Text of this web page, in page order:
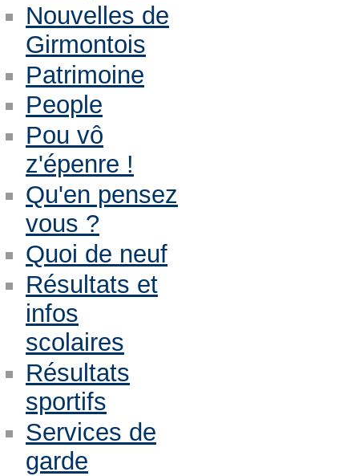
Nouvelles de
Girmontois
Patrimoine
People
Pou vô
z'épenre !
Qu'en pensez
vous ?
Quoi de neuf
Résultats et
infos
scolaires
Résultats
sportifs
Services de
garde